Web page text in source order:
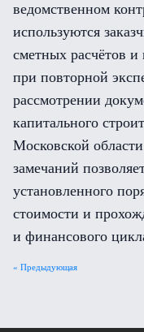
ведомственном
используются
сметных расчётов
при повторной
рассмотрении
капитального
Московской
замечаний
установленного
стоимости и
и финансового
« Предыдующая